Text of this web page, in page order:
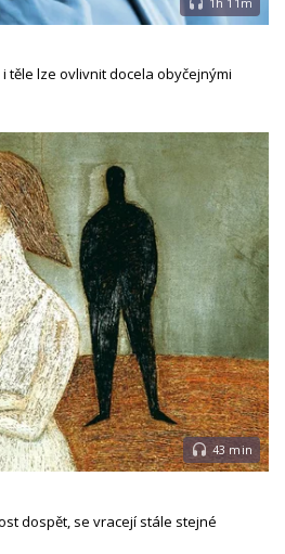
těle lze ovlivnit docela obyčejnými
43 min
dospět, se vracejí stále stejné